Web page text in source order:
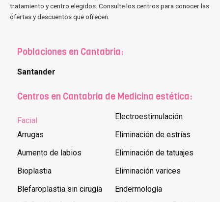
tratamiento y centro elegidos. Consulte los centros para conocer las
ofertas y descuentos que ofrecen.
Poblaciones en Cantabria:
Santander
Centros en Cantabria de Medicina estética:
Facial
Arrugas
Aumento de labios
Bioplastia
Blefaroplastia sin cirugía
Electroestimulación
Eliminación de estrías
Eliminación de tatuajes
Eliminación varices
Endermología